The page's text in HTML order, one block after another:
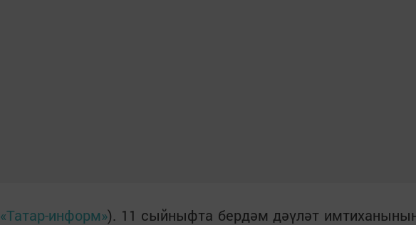
«Татар-информ»). 11 сыйныфта бердәм дәүләт